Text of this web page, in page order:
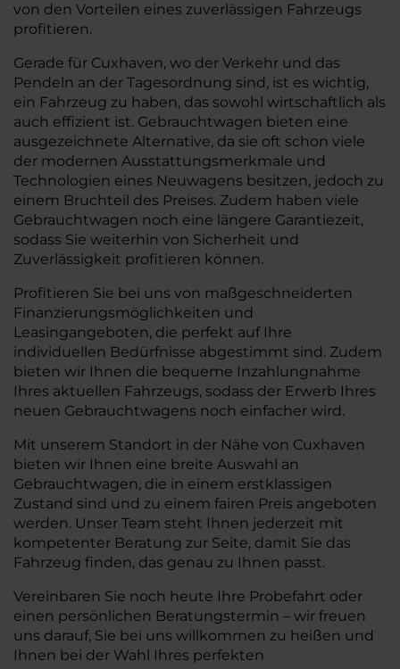
von den Vorteilen eines zuverlässigen Fahrzeugs
profitieren.
Gerade für Cuxhaven, wo der Verkehr und das
Pendeln an der Tagesordnung sind, ist es wichtig,
ein Fahrzeug zu haben, das sowohl wirtschaftlich als
auch effizient ist. Gebrauchtwagen bieten eine
ausgezeichnete Alternative, da sie oft schon viele
der modernen Ausstattungsmerkmale und
Technologien eines Neuwagens besitzen, jedoch zu
einem Bruchteil des Preises. Zudem haben viele
Gebrauchtwagen noch eine längere Garantiezeit,
sodass Sie weiterhin von Sicherheit und
Zuverlässigkeit profitieren können.
Profitieren Sie bei uns von maßgeschneiderten
Finanzierungsmöglichkeiten und
Leasingangeboten, die perfekt auf Ihre
individuellen Bedürfnisse abgestimmt sind. Zudem
bieten wir Ihnen die bequeme Inzahlungnahme
Ihres aktuellen Fahrzeugs, sodass der Erwerb Ihres
neuen Gebrauchtwagens noch einfacher wird.
Mit unserem Standort in der Nähe von Cuxhaven
bieten wir Ihnen eine breite Auswahl an
Gebrauchtwagen, die in einem erstklassigen
Zustand sind und zu einem fairen Preis angeboten
werden. Unser Team steht Ihnen jederzeit mit
kompetenter Beratung zur Seite, damit Sie das
Fahrzeug finden, das genau zu Ihnen passt.
Vereinbaren Sie noch heute Ihre Probefahrt oder
einen persönlichen Beratungstermin – wir freuen
uns darauf, Sie bei uns willkommen zu heißen und
Ihnen bei der Wahl Ihres perfekten